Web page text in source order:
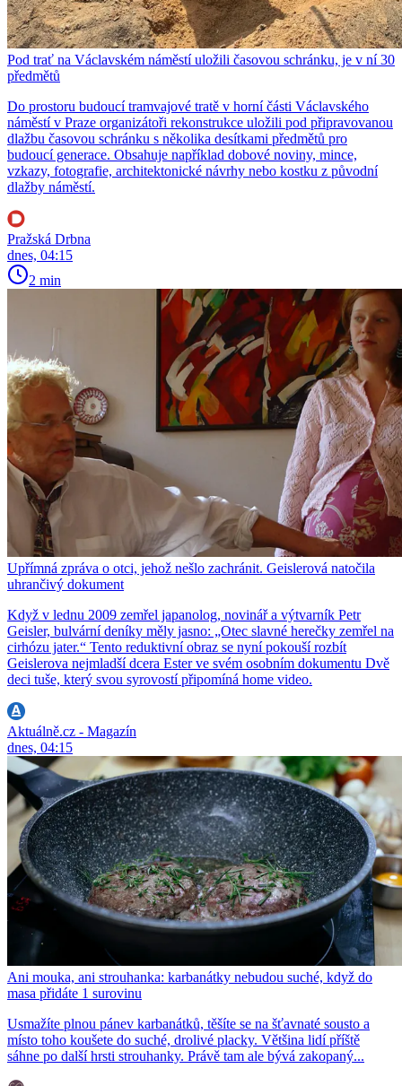
Pod trať na Václavském náměstí uložili časovou schránku, je v ní 30
předmětů
Do prostoru budoucí tramvajové tratě v horní části Václavského
náměstí v Praze organizátoři rekonstrukce uložili pod připravovanou
dlažbu časovou schránku s několika desítkami předmětů pro
budoucí generace. Obsahuje například dobové noviny, mince,
vzkazy, fotografie, architektonické návrhy nebo kostku z původní
dlažby náměstí.
Pražská Drbna
dnes, 04:15
2 min
Upřímná zpráva o otci, jehož nešlo zachránit. Geislerová natočila
uhrančivý dokument
Když v lednu 2009 zemřel japanolog, novinář a výtvarník Petr
Geisler, bulvární deníky měly jasno: „Otec slavné herečky zemřel na
cirhózu jater.“ Tento reduktivní obraz se nyní pokouší rozbít
Geislerova nejmladší dcera Ester ve svém osobním dokumentu Dvě
deci tuše, který svou syrovostí připomíná home video.
Aktuálně.cz - Magazín
dnes, 04:15
Ani mouka, ani strouhanka: karbanátky nebudou suché, když do
masa přidáte 1 surovinu
Usmažíte plnou pánev karbanátků, těšíte se na šťavnaté sousto a
místo toho koušete do suché, drolivé placky. Většina lidí příště
sáhne po další hrsti strouhanky. Právě tam ale bývá zakopaný...